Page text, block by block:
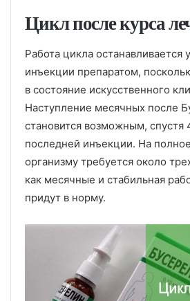
Цикл после курса
Работа цикла останавливается
инъекции препаратом,
в состояние искусственного
Наступление месячных после
становится возможным, спустя
последней инъекции. На
организму требуется около
как месячные и стабильная
придут в норму.